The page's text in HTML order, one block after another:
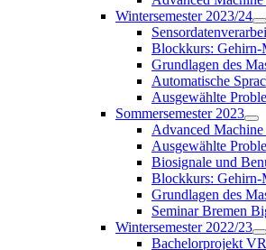
Wintersemester 2023/24
Blockkurs: Gehirn-
Grundlagen des
Automatische
Ausgewählte
Sommersemester 2023
Advanced
Ausgewählte
Biosignale und
Blockkurs: Gehirn-
Grundlagen des
Seminar Bremen
Wintersemester 2022/23
Bachelorprojekt